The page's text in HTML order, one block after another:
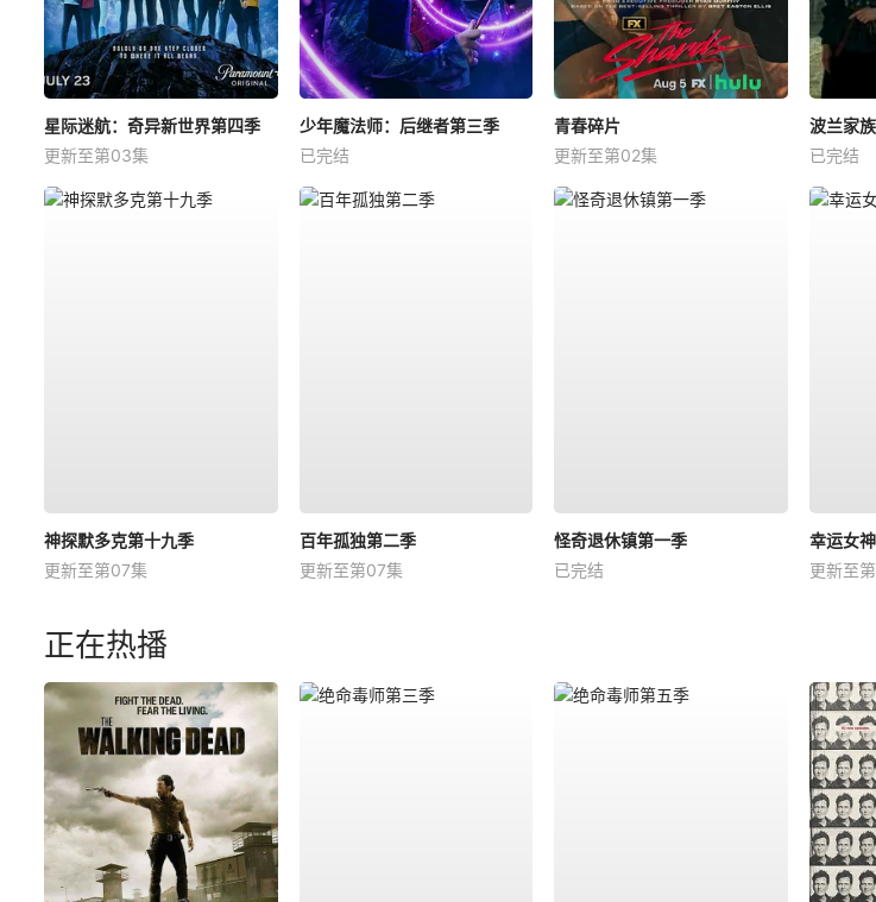
星际迷航：奇异新世界第四季
更新至第03集
少年魔法师：后继者第三季
已完结
青春碎片
更新至第02集
波兰家
已完结
神探默多克第十九季
更新至第07集
百年孤独第二季
更新至第07集
怪奇退休镇第一季
已完结
幸运女
更新至
正在热播